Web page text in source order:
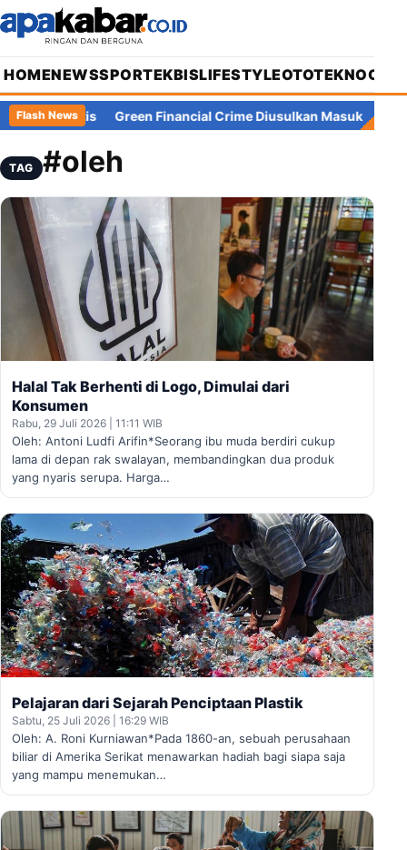
HOMENEWSSPORTEKBISLIFESTYLEOTOTEKNO
Flash News
Green Financial Crime Diusulkan Masuk UU Perampasan
TAG #oleh
Halal Tak Berhenti di Logo, Dimulai dari
Konsumen
Rabu, 29 Juli 2026 | 11:11 WIB
Oleh: Antoni Ludfi Arifin*Seorang ibu muda berdiri cukup
lama di depan rak swalayan, membandingkan dua produk
yang nyaris serupa. Harga…
Pelajaran dari Sejarah Penciptaan Plastik
Sabtu, 25 Juli 2026 | 16:29 WIB
Oleh: A. Roni Kurniawan*Pada 1860-an, sebuah perusahaan
biliar di Amerika Serikat menawarkan hadiah bagi siapa saja
yang mampu menemukan…